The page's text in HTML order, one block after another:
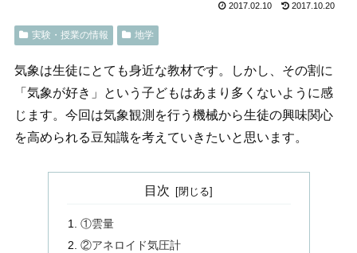
2017.02.10 2017.10.20
実験・授業の情報 地学
気象は生徒にとても身近な教材です。しかし、その割に
「気象が好き」という子どもはあまり多くないように感
じます。今回は気象観測を行う機械から生徒の興味関心
を高められる豆知識を考えていきたいと思います。
目次
①雲量
②アネロイド気圧計